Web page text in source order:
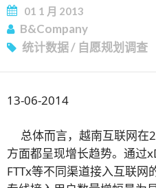
01 1 月 2013
B&Company
统计数据/ 自愿规划调查
13-06-2014
总体而言，越南互联网在
方面都呈现增长趋势。通过
FTTx等不同渠道接入互联网
订阅新闻通讯